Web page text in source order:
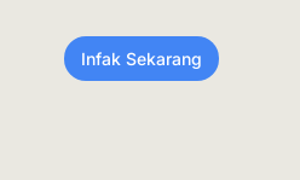
Infak Sekarang